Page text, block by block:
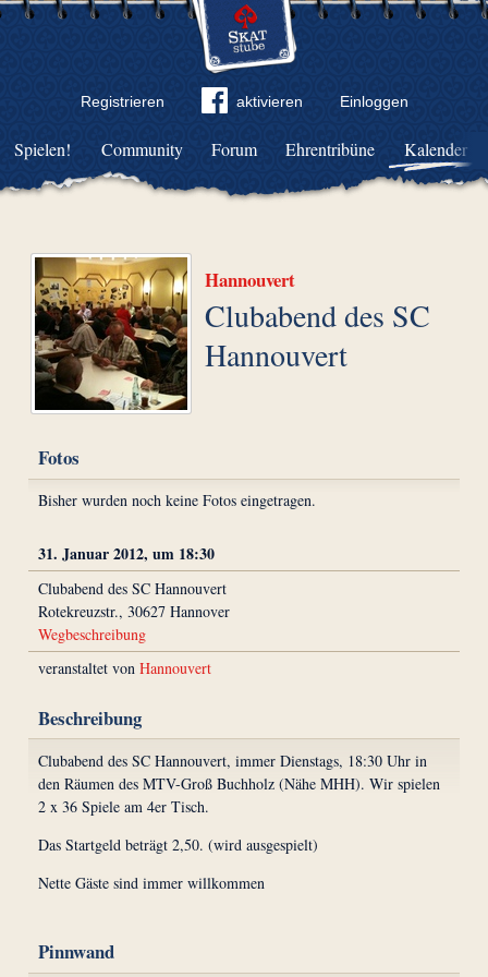
Registrieren aktivieren Einloggen
Community Forum Ehrentribüne Kalender
Spielen!
Hannouvert
Clubabend des SC
Hannouvert
Fotos
Bisher wurden noch keine Fotos eingetragen.
31. Januar 2012, um 18:30
Clubabend des SC Hannouvert
Rotekreuzstr., 30627 Hannover
Wegbeschreibung
veranstaltet von Hannouvert
Beschreibung
Clubabend des SC Hannouvert, immer Dienstags, 18:30 Uhr in
den Räumen des MTV-Groß Buchholz (Nähe MHH). Wir spielen
2 x 36 Spiele am 4er Tisch.
Das Startgeld beträgt 2,50. (wird ausgespielt)
Nette Gäste sind immer willkommen
Pinnwand